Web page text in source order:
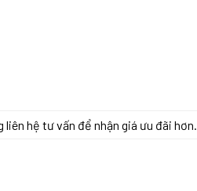
hệ tư vấn để nhận giá ưu đãi hơn.
số lượng